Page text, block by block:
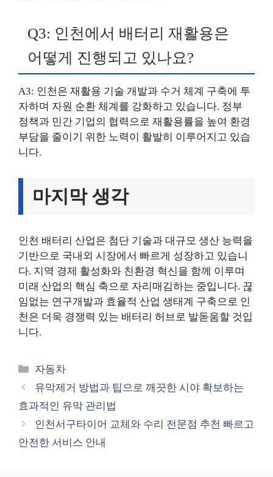
Q3: 인천에서 배터리 재활용은
어떻게 진행되고 있나요?
A3: 인천은 재활용 기술 개발과 수거 체계 구축에 투
자하며 자원 순환 체계를 강화하고 있습니다. 정부
정책과 민간 기업의 협력으로 재활용률을 높여 환경
부담을 줄이기 위한 노력이 활발히 이루어지고 있습
니다.
마지막 생각
인천 배터리 산업은 첨단 기술과 대규모 생산 능력을
기반으로 국내외 시장에서 빠르게 성장하고 있습니
다. 지역 경제 활성화와 친환경 혁신을 함께 이루며
미래 산업의 핵심 축으로 자리매김하는 중입니다. 끊
임없는 연구개발과 효율적 산업 생태계 구축으로 인
천은 더욱 경쟁력 있는 배터리 허브로 발돋움할 것입
니다.
카
테
리
자동차
유막제거 방법과 팁으로 깨끗한 시야 확보하는
효과적인 유막 관리법
인천서구타이어 교체와 수리 전문점 추천 빠르고
안전한 서비스 안내